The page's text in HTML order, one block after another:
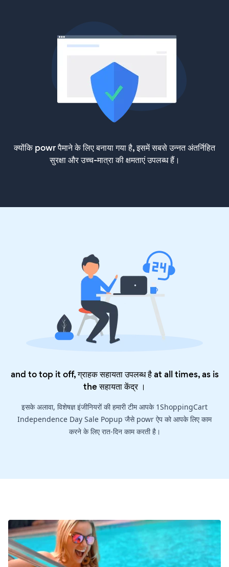
क्योंकि powr पैमाने के लिए बनाया गया है, इसमें सबसे उन्नत अंतर्निहित
सुरक्षा और उच्च-मात्रा की क्षमताएं उपलब्ध हैं।
and to top it off, ग्राहक सहायता उपलब्ध है at all times, as is
theसहायता केंद्र।
इसके अलावा, विशेषज्ञ इंजीनियरों की हमारी टीम आपके 1ShoppingCart
Independence Day Sale Popup जैसे powr ऐप को आपके लिए काम
करने के लिए रात-दिन काम करती है।